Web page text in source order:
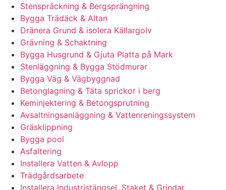
Stenspräckning & Bergsprängning
Bygga Trädäck & Altan
Dränera Grund & isolera Källargolv
Grävning & Schaktning
Bygga Husgrund & Gjuta Platta på Mark
Stenläggning & Bygga Stödmurar
Bygga Väg & Vägbyggnad
Betonglagning & Täta sprickor i berg
Keminjektering & Betongsprutning
Avsaltningsanläggning & Vattenreningssystem
Gräsklippning
Bygga pool
Asfaltering
Installera Vatten & Avlopp
Trädgårdsarbete
Installera Industristängsel, Staket & Grindar